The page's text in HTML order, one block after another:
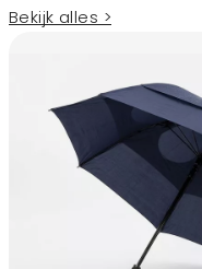
Bekijk alles >